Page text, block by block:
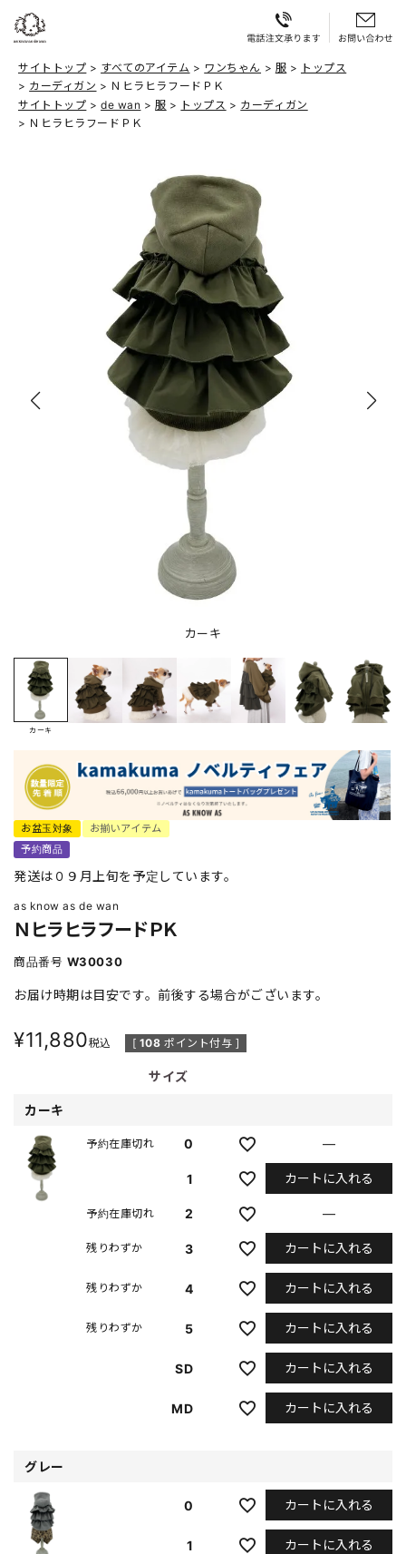
サイトトップ すべてのアイテム ワンちゃん 服
トップス
カーディガン
ＮヒラヒラフードＰＫ
サイトトップ
de wan 服 トップス
カーディガン
ＮヒラヒラフードＰＫ
カーキ
カーキ
お盆玉対象
お揃いアイテム
予約商品
発送は０９月上旬を予定しています。
as know as de wan
ＮヒラヒラフードＰＫ
商品番号 W30030
お届け時期は目安です。前後する場合がございます。
¥11,880税込 [ 108 ポイント付与 ]
サイズ
カーキ
0
予約在庫切れ —
1 カートに入れる
2
予約在庫切れ —
3
残りわずか カートに入れる
4
残りわずか カートに入れる
5
残りわずか カートに入れる
SD カートに入れる
MD カートに入れる
グレー
0 カートに入れる
1 カートに入れる